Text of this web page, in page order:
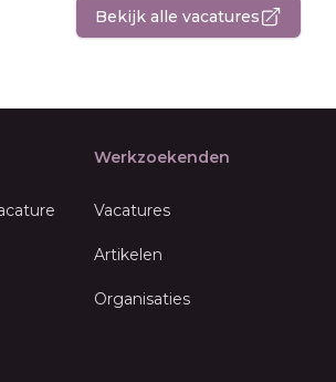
Bekijk alle vacatures
Werkzoekenden
Vacatures
Artikelen
Organisaties